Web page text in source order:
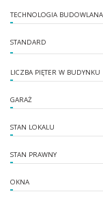
TECHNOLOGIA BUDOWLANA
STANDARD
LICZBA PIĘTER W BUDYNKU
GARAŻ
STAN LOKALU
STAN PRAWNY
OKNA